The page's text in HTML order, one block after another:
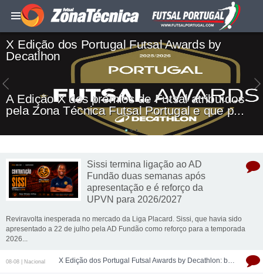
X Edição dos Portugal Futsal Awards by
Decatlhon
A Edição X dos prémios de Futsal atribuídos
pela Zona Técnica Futsal Portugal e que p...
Sissi termina ligação ao AD
Fundão duas semanas após
apresentação e é reforço da
UPVN para 2026/2027
Reviravolta inesperada no mercado da Liga Placard. Sissi, que havia sido
apresentado a 22 de julho pela AD Fundão como reforço para a temporada
2026...
08-08 | Nacional X Edição dos Portugal Futsal Awards by Decathlon: balanço final da temporada 2025/26